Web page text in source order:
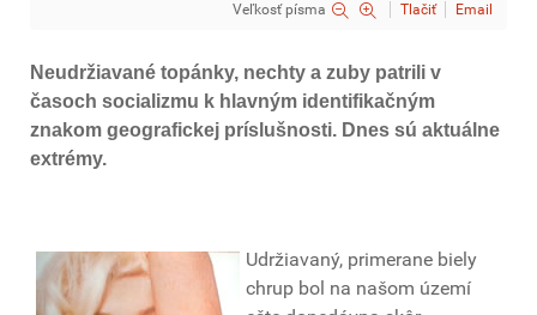
Veľkosť písma
Tlačiť Email
Neudržiavané topánky, nechty a zuby patrili v
časoch socializmu k hlavným identifikačným
znakom geografickej príslušnosti. Dnes sú aktuálne
extrémy.
Udržiavaný, primerane biely
chrup bol na našom území